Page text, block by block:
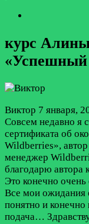
курс
«Успешный
Виктор 7 января,
Совсем недавно я
сертификата об
Wildberries»,
менеджер
благодарю автора
Это конечно
Все мои ожидания
понятно и конечно
подача…